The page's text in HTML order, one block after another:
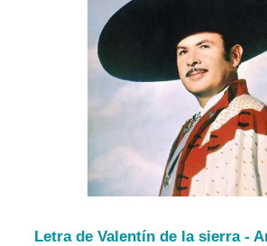
Letra de Valentín de la sierra -